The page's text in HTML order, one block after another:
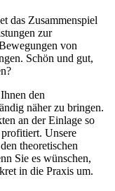
das Zusammenspiel
zur
von
Schön und gut,
den
näher zu bringen.
an der Einlage so
Unsere
theoretischen
Sie es wünschen,
in die Praxis um.